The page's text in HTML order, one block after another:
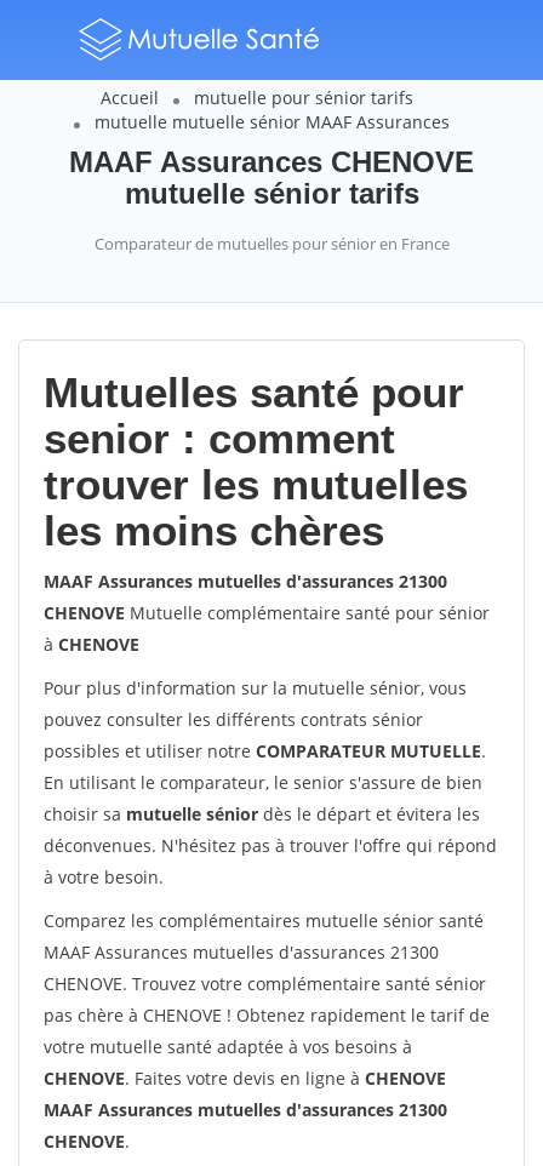
Accueil
mutuelle pour sénior tarifs
mutuelle mutuelle sénior MAAF Assurances
MAAF Assurances CHENOVE
mutuelle sénior tarifs
Comparateur de mutuelles pour sénior en France
Mutuelles santé pour
senior : comment
trouver les mutuelles
les moins chères
MAAF Assurances mutuelles d'assurances 21300
CHENOVE Mutuelle complémentaire santé pour sénior
à CHENOVE
Pour plus d'information sur la mutuelle sénior, vous
pouvez consulter les différents contrats sénior
possibles et utiliser notre COMPARATEUR MUTUELLE.
En utilisant le comparateur, le senior s'assure de bien
choisir sa mutuelle sénior dès le départ et évitera les
déconvenues. N'hésitez pas à trouver l'offre qui répond
à votre besoin.
Comparez les complémentaires mutuelle sénior santé
MAAF Assurances mutuelles d'assurances 21300
CHENOVE. Trouvez votre complémentaire santé sénior
pas chère à CHENOVE ! Obtenez rapidement le tarif de
votre mutuelle santé adaptée à vos besoins à
CHENOVE. Faites votre devis en ligne à CHENOVE
MAAF Assurances mutuelles d'assurances 21300
CHENOVE.